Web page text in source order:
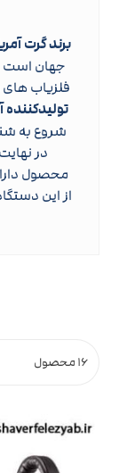
برند گرت
جهان است
فلزیاب های
تولیدکننده
شروع به
در
محصول
از این